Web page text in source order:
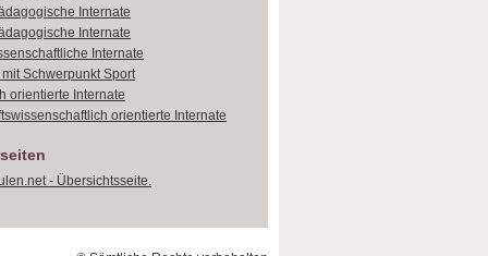
Internate
Internate
Internate
Schwerpunkt Sport
orientierte Internate
orientierte Internate
- Übersichtsseite.